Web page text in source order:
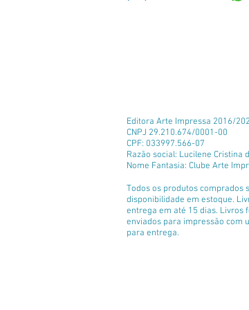
Editora Arte Impressa 2016/
CNPJ 29.210.674/0001-00
CPF: 033997.566-07
Razão social: Lucilene Cristina
Nome Fantasia: Clube Arte
Todos os produtos comprados
disponibilidade em estoque.
entrega em até 15 dias. Livros
enviados para impressão com
para entrega.